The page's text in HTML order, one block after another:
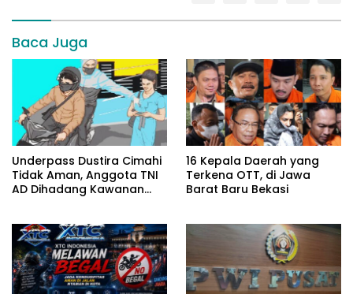
Baca Juga
Underpass Dustira Cimahi
Tidak Aman, Anggota TNI
AD Dihadang Kawanan
16 Kepala Daerah yang
Terkena OTT, di Jawa
Barat Baru Bekasi